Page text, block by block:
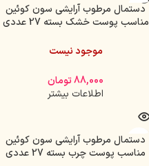
دستمال مرطوب آرایشی سون کوئین
مناسب پوست خشک بسته 27 عددی
موجود نیست
88,000تومان
اطلاعات بیشتر
دستمال مرطوب آرایشی سون کوئین
مناسب پوست چرب بسته 27 عددی